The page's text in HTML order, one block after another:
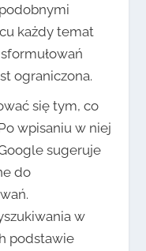
każdy temat
ograniczona.
się tym, co
wpisaniu w niej
sugeruje
do
w
podstawie